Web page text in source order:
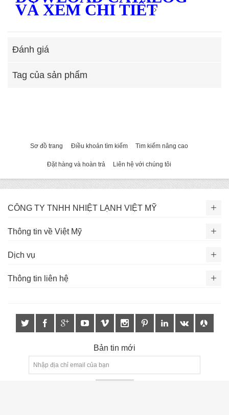
VÀ XEM CHI TIẾT
Đánh giá
Tag của sản phẩm
Sơ đồ trang Điều khoản tìm kiếm Tim kiếm nâng cao
Đặt hàng và hoàn trả Liên hệ với chúng tôi
CÔNG TY TNHH NHIỆT LẠNH VIỆT MỸ
Thông tin về Việt Mỹ
Dịch vụ
Thông tin liên hệ
Bản tin mới